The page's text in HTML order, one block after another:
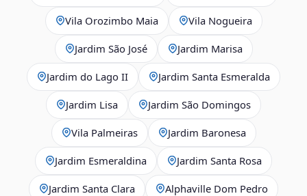
Vila Orozimbo Maia Vila Nogueira
Jardim São José Jardim Marisa
Jardim do Lago II Jardim Santa Esmeralda
Jardim Lisa Jardim São Domingos
Vila Palmeiras Jardim Baronesa
Jardim Esmeraldina Jardim Santa Rosa
Jardim Santa Clara Alphaville Dom Pedro